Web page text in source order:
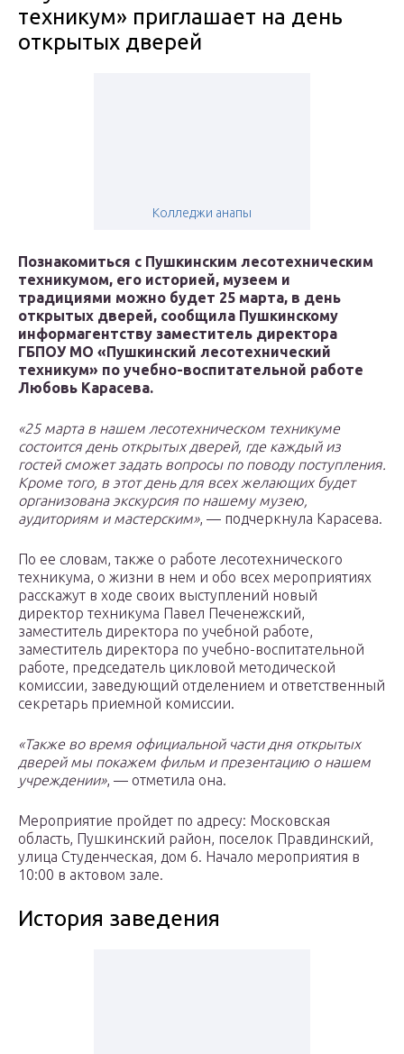
техникум» приглашает на день
открытых дверей
Колледжи анапы
Познакомиться с Пушкинским лесотехническим
техникумом, его историей, музеем и
традициями можно будет 25 марта, в день
открытых дверей, сообщила Пушкинскому
информагентству заместитель директора
ГБПОУ МО «Пушкинский лесотехнический
техникум» по учебно-воспитательной работе
Любовь Карасева.
«25 марта в нашем лесотехническом техникуме
состоится день открытых дверей, где каждый из
гостей сможет задать вопросы по поводу поступления.
Кроме того, в этот день для всех желающих будет
организована экскурсия по нашему музею,
аудиториям и мастерским», — подчеркнула Карасева.
По ее словам, также о работе лесотехнического
техникума, о жизни в нем и обо всех мероприятиях
расскажут в ходе своих выступлений новый
директор техникума Павел Печенежский,
заместитель директора по учебной работе,
заместитель директора по учебно-воспитательной
работе, председатель цикловой методической
комиссии, заведующий отделением и ответственный
секретарь приемной комиссии.
«Также во время официальной части дня открытых
дверей мы покажем фильм и презентацию о нашем
учреждении», — отметила она.
Мероприятие пройдет по адресу: Московская
область, Пушкинский район, поселок Правдинский,
улица Студенческая, дом 6. Начало мероприятия в
10:00 в актовом зале.
История заведения